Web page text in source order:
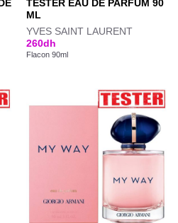
TESTER EAU DE PARFUM 90
ML
YVES SAINT LAURENT
260dh
Flacon 90ml